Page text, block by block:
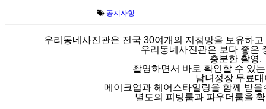
공지사항
우리동네사진관은 전국 30여개의 지점망을 보유하
우리동네사진관은 보다 좋은
충분한 촬영,
촬영하면서 바로 확인할 수 있
남녀정장 무료대
메이크업과 헤어스타일링을 함께 받
별도의 피팅룸과 파우더룸을